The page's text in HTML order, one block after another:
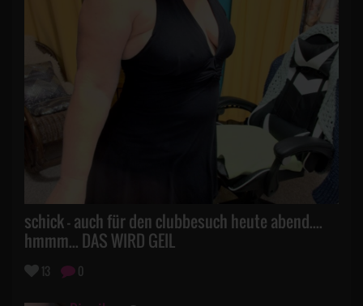
schick - auch für den clubbesuch heute abend....
hmmm... DAS WIRD GEIL
13 0